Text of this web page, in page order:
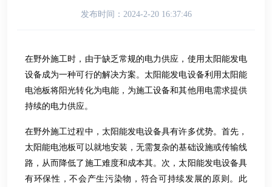
发布时间： 2024-2-20 16:37:46
在野外施工时，由于缺乏常规的电力供应，使用太阳能发电
设备成为一种可行的解决方案。太阳能发电设备利用太阳能
电池板将阳光转化为电能，为施工设备和其他用电需求提供
持续的电力供应。
在野外施工过程中，太阳能发电设备具有许多优势。首先，
太阳能电池板可以就地安装，无需复杂的基础设施或传输线
路，从而降低了施工难度和成本其。次，太阳能发电设备具
有环保性，不会产生污染物，符合可持续发展的原则。此